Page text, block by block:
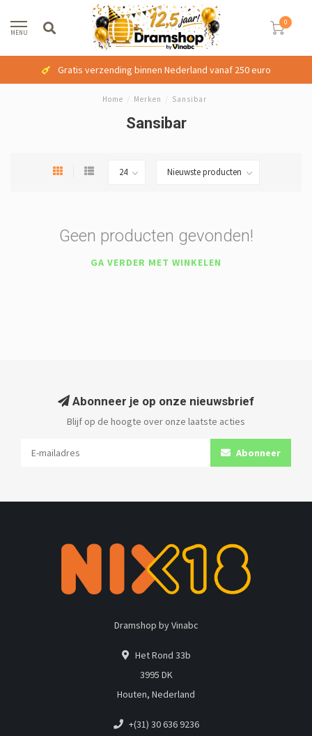
MENU
0
Gratis verzending binnen Nederland vanaf 250 euro
Home Merken Sansibar
Sansibar
Geen producten gevonden!
GA VERDER MET WINKELEN
Abonneer je op onze nieuwsbrief
Blijf op de hoogte over onze laatste acties
Abonneer
Dramshop by Vinabc
Het Rond 33b
3995 DK
Houten, Nederland
+(31) 30 636 9236